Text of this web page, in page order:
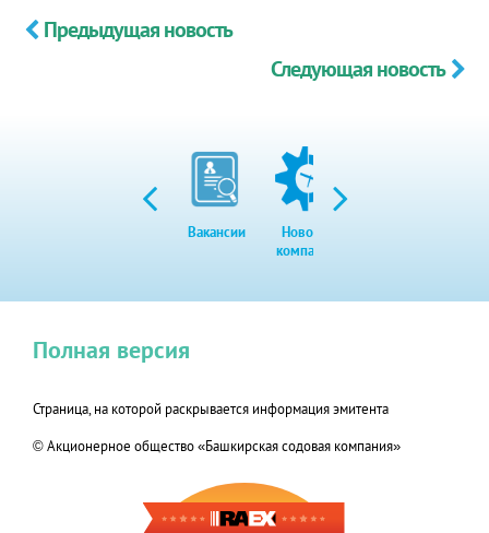
Предыдущая новость
Следующая новость
Вакансии
Новости
компании
Страница, на которой раскрывается информация эмитента
© Акционерное общество «Башкирская содовая компания»
Полная версия